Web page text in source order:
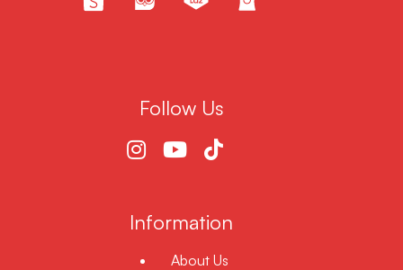
Follow Us
Information
About Us